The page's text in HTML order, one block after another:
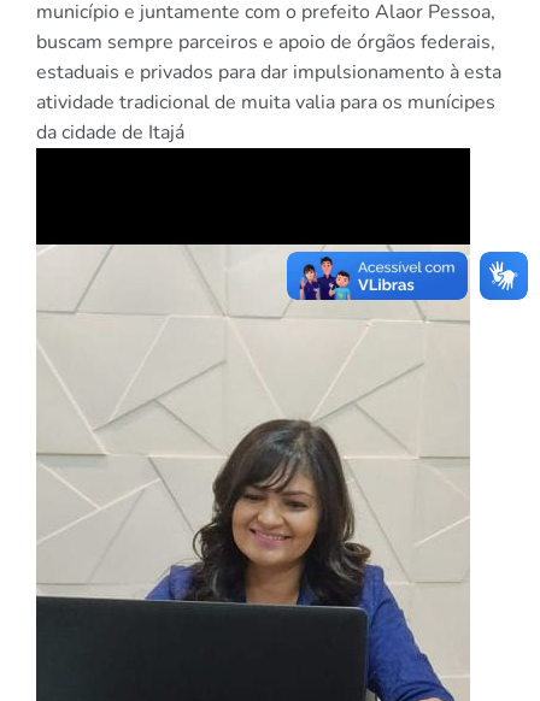
município e juntamente com o prefeito Alaor Pessoa,
buscam sempre parceiros e apoio de órgãos federais,
estaduais e privados para dar impulsionamento à esta
atividade tradicional de muita valia para os munícipes
da cidade de Itajá